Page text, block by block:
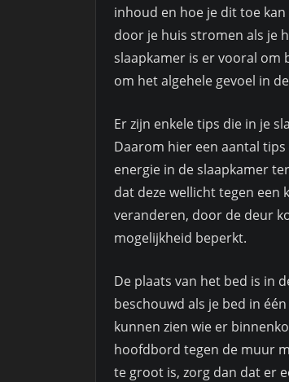
inhoud en hoe je dit toe kan
door je huis stromen als je
slaapkamer is er vooral om
om het algehele gevoel in
Er zijn enkele tips die in je
Daarom hier een aantal
energie in de slaapkamer
dat deze wellicht tegen
veranderen, door de deur
mogelijkheid beperkt.
De plaats van het bed is in
beschouwd als je bed in
kunnen zien wie er
hoofdbord tegen de muur
te groot is, zorg dan dat er